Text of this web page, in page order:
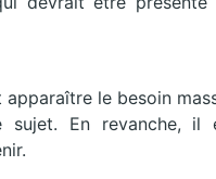
apparaître le besoin
sujet. En revanche,